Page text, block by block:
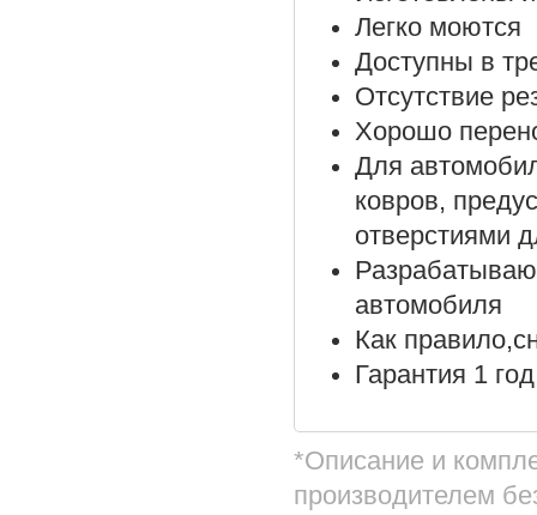
Легко моются
Доступны в
Отсутствие
Хорошо
Для
ковров,
отверстиями
автомобиля
Как
Гарантия 1
*Описание и
производителем